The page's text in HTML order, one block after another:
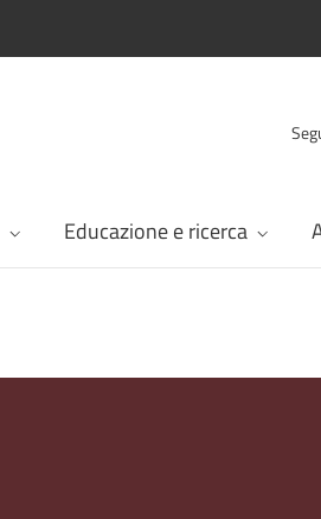
Educazione e ricerca